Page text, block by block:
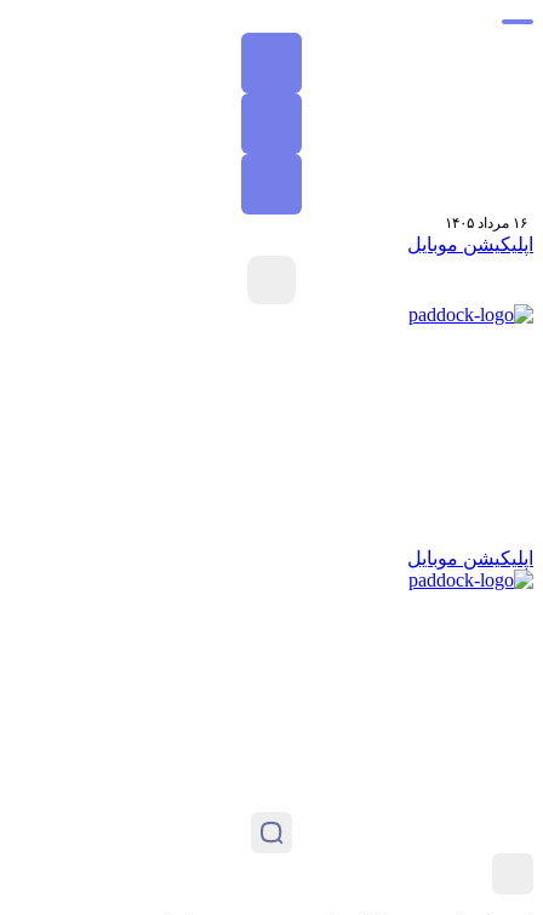
۱۶ مرداد ۱۴۰۵
موبایل
موبایل